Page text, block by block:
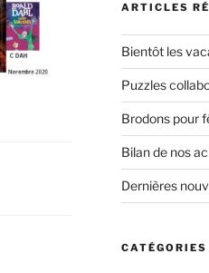
ARTICLES
Bientôt les
Puzzles
Brodons pour
Bilan de nos
Dernières
CATÉGORIES